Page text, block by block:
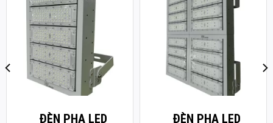
ĐÈN PHA LED ĐÈN PHA LED